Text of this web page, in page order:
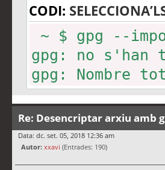
CODI:
~ $ gpg --
gpg: no s'han
gpg: Nombre
Re: Desencriptar arxiu amb
Data: dc. set. 05, 2018 12:36 am
Autor: xxavi (Entrades: 190)